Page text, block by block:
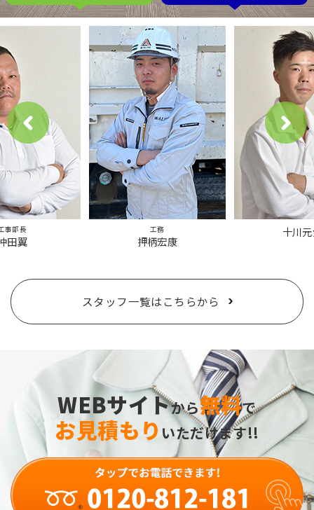
事部長
田翼
工務
押柄宏康
十川
スタッフ一覧はこちらから
WEBサイトから無料で
お見積もり いただけます!!